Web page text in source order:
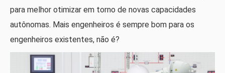
para melhor otimizar em torno de novas capacidades
autônomas. Mais engenheiros é sempre bom para os
engenheiros existentes, não é?